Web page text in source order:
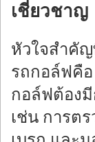
เชี่ยวชาญ
หัวใจสำคั
รถกอล์ฟคือ
กอล์ฟต้องมี
เช่น การต